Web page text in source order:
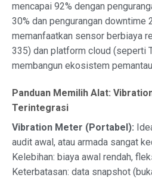
mencapai 92% dengan
30% dan pengurangan downtime
memanfaatkan sensor berbiaya
335) dan platform cloud (seperti
membangun ekosistem
Panduan Memilih Alat:
Terintegrasi
Vibration Meter (Portabel):
audit awal, atau armada sangat
Kelebihan: biaya awal rendah,
Keterbatasan: data snapshot